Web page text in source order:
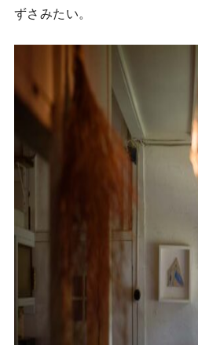
ずさみたい。